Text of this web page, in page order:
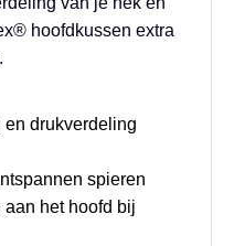
hoofdkussen extra
drukverdeling
spieren
het hoofd bij